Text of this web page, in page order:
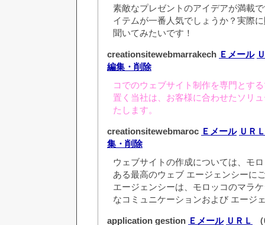
素敵なプレゼントのアイデアが満載
イテムが一番人気でしょうか？実際
聞いてみたいです！
creationsitewebmarrakech Ｅメール
編集・削除
コでのウェブサイト制作を専門とす
置く当社は、お客様に合わせたソリ
たします。
creationsitewebmaroc Ｅメール ＵＲＬ
集・削除
ウェブサイトの作成については、モ
ある最高のウェブ エージェンシーに
エージェンシーは、モロッコのマラ
なコミュニケーションおよび エージ
application gestion Ｅメール ＵＲＬ